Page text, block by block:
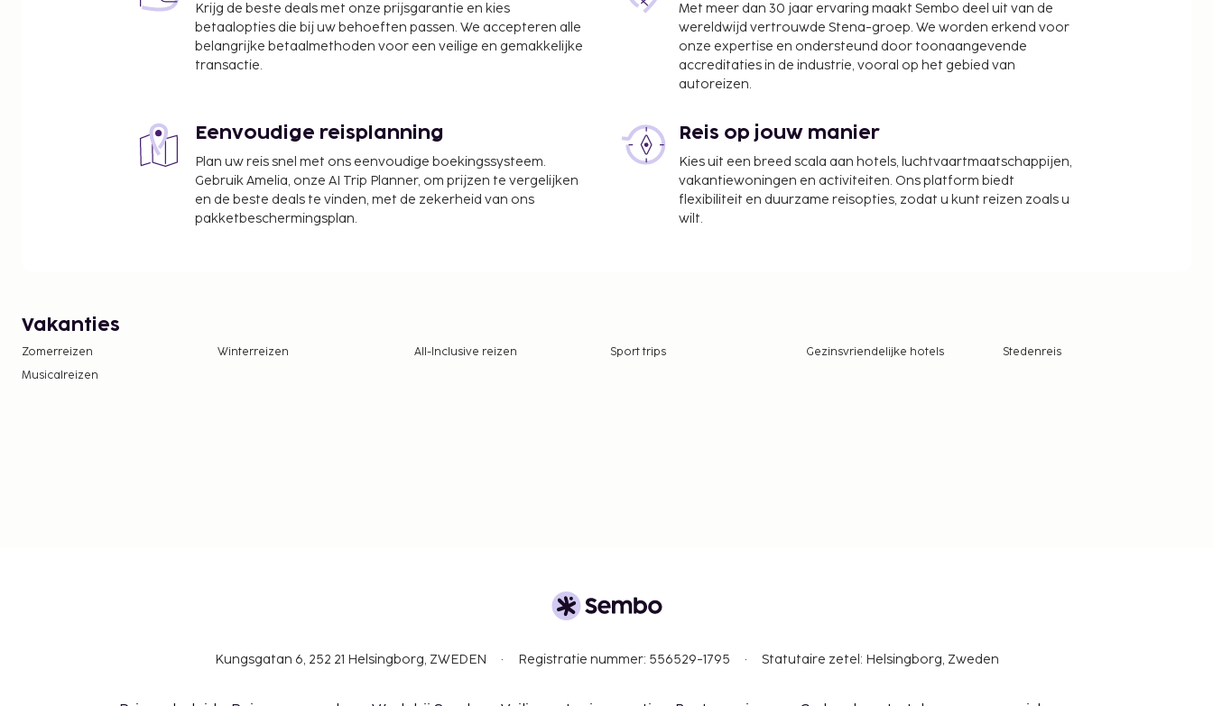
Krijg de beste deals met onze prijsgarantie en kies
betaalopties die bij uw behoeften passen. We accepteren alle
belangrijke betaalmethoden voor een veilige en gemakkelijke
transactie.
Met meer dan 30 jaar ervaring maakt Sembo deel uit van de
wereldwijd vertrouwde Stena-groep. We worden erkend voor
onze expertise en ondersteund door toonaangevende
accreditaties in de industrie, vooral op het gebied van
autoreizen.
Eenvoudige reisplanning
Plan uw reis snel met ons eenvoudige boekingssysteem.
Gebruik Amelia, onze AI Trip Planner, om prijzen te vergelijken
en de beste deals te vinden, met de zekerheid van ons
pakketbeschermingsplan.
Reis op jouw manier
Kies uit een breed scala aan hotels, luchtvaartmaatschappijen,
vakantiewoningen en activiteiten. Ons platform biedt
flexibiliteit en duurzame reisopties, zodat u kunt reizen zoals u
wilt.
Vakanties
Zomerreizen Winterreizen All-Inclusive reizen Sport trips Gezinsvriendelijke hotels
Stedenreis
Musicalreizen
Kungsgatan 6, 252 21 Helsingborg, ZWEDEN Registratie nummer: 556529-1795 Statutaire zetel: Helsingborg, Zweden